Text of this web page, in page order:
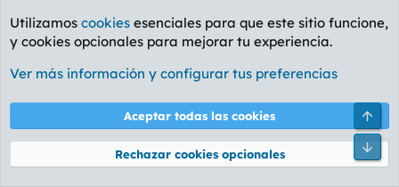
Etiquetas
Cookies
PL OLDSTYLE AMARILLO
Términos y reglas Política de privacidad Ayuda
Community platform by XenForo® © 2010-2026 XenForo Ltd.
Utilizamos cookies esenciales para que este sitio funcione,
y cookies opcionales para mejorar tu experiencia.
Ver más información y configurar tus preferencias
Aceptar todas las cookies
Rechazar cookies opcionales
Pie